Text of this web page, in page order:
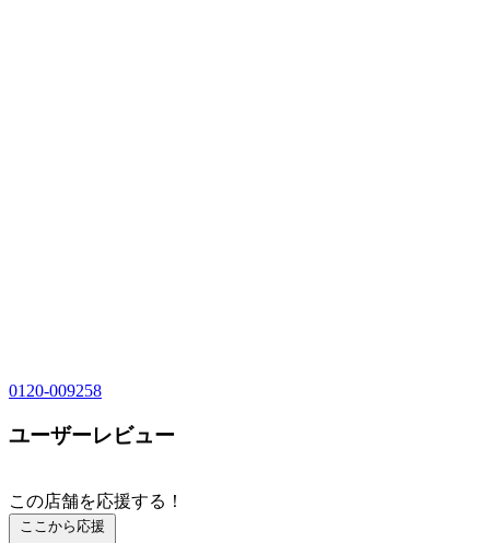
0120-009258
ユーザーレビュー
この店舗を応援する！
ここから応援